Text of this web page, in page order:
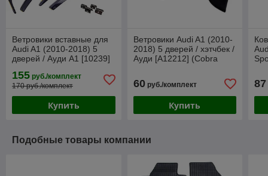
Ветровики вставные для
Audi A1 (2010-2018) 5
дверей / Ауди А1 [10239]
155 руб./комплект
170 руб./комплект
Купить
Ветровики Audi A1 (2010-
2018) 5 дверей / хэтчбек /
Ауди [A12212] (Cobra
60руб./комплект
Купить
87
Подобные товары компании